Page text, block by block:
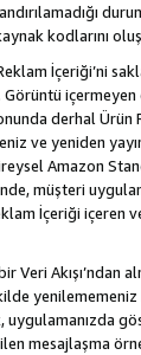
kodlarını
İçeriği’ni
derhal Ürün
ve yeniden
Amazon
müşteri
İçeriği içeren
Veri Akışı’ndan
yenilememeniz
mesajlaşma